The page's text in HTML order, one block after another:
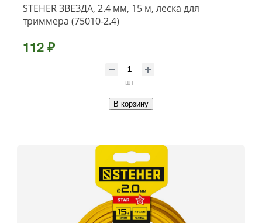
STEHER ЗВЕЗДА, 2.4 мм, 15 м, леска для
триммера (75010-2.4)
112 ₽
шт
В корзину